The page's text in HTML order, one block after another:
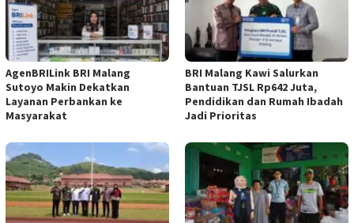
AgenBRILink BRI Malang
Sutoyo Makin Dekatkan
Layanan Perbankan ke
Masyarakat
BRI Malang Kawi Salurkan
Bantuan TJSL Rp642 Juta,
Pendidikan dan Rumah Ibadah
Jadi Prioritas